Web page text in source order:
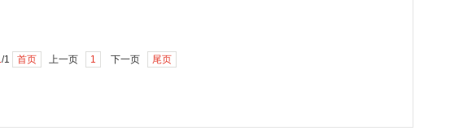
/1 首页 上一页 1 下一页 尾页